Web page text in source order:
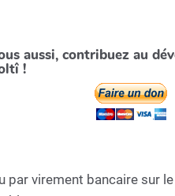
aussi, contribuez au
!
par virement bancaire sur